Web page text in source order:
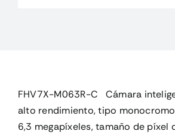
FHV7X-M063R-C Cámara
alto rendimiento, tipo
6,3 megapíxeles, tamaño de píxel